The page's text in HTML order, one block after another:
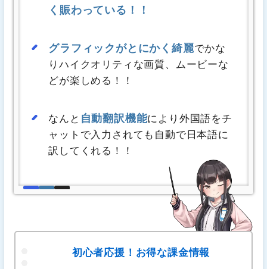
く賑わっている！！
グラフィックがとにかく綺麗でかな
りハイクオリティな画質、ムービーな
どが楽しめる！！
なんと 自動翻訳機能により外国語をチ
ャットで入力されても自動で日本語に
訳してくれる！！
初心者応援！お得な課金情報